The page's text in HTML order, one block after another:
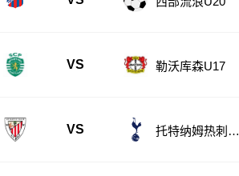
VS 勒沃库森U17
VS
托特纳姆热刺U1